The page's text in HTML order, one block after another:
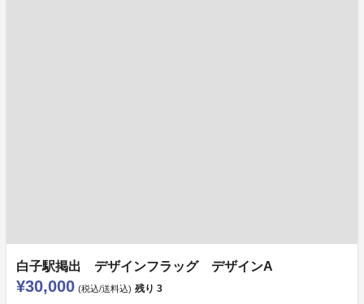
白子駅掲出 デザインフラッグ デザインA
¥30,000 (税込/送料込) 残り 3